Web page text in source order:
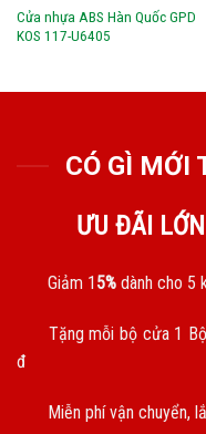
Cửa nhựa ABS Hàn Quốc GPD
KOS 117-U6405
CÓ GÌ MỚI
ƯU ĐÃI
Giảm 1 5% dành cho 5
Tặng mỗi bộ cửa 1
đ
Miễn phí vận chuyển,